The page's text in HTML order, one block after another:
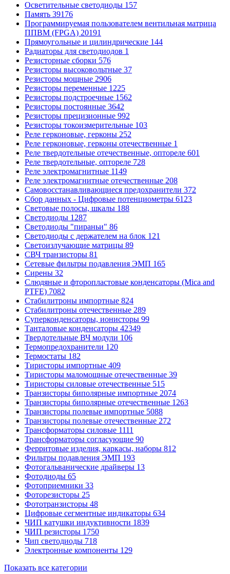
Осветительные светодиоды 157
Память 39176
Программируемая пользователем вентильная матрица
ППВМ (FPGA) 20191
Прямоугольные и цилиндрические 144
Радиаторы для светодиодов 1
Резисторные сборки 576
Резисторы высоковольтные 37
Резисторы мощные 2906
Резисторы переменные 1225
Резисторы подстроечные 1562
Резисторы постоянные 3642
Резисторы прецизионные 992
Резисторы токоизмерительные 103
Реле герконовые, герконы 252
Реле герконовые, герконы отечественные 1
Реле твердотельные отечественные, оптореле 601
Реле твердотельные, оптореле 728
Реле электромагнитные 1149
Реле электромагнитные отечественные 208
Самовосстанавливающиеся предохранители 372
Сбор данных - Цифровые потенциометры 6123
Световые полосы, шкалы 188
Светодиоды 1287
Светодиоды "пираньи" 86
Светодиоды с держателем на блок 121
Светоизлучающие матрицы 89
СВЧ транзисторы 81
Сетевые фильтры подавления ЭМП 165
Сирены 32
Слюдяные и фторопластовые конденсаторы (Mica and
PTFE) 7082
Стабилитроны импортные 824
Стабилитроны отечественные 289
Суперконденсаторы, ионисторы 99
Танталовые конденсаторы 42349
Твердотельные ВЧ модули 106
Термопредохранители 120
Термостаты 182
Тиристоры импортные 409
Тиристоры маломощные отечественные 39
Тиристоры силовые отечественные 515
Транзисторы биполярные импортные 2074
Транзисторы биполярные отечественные 1263
Транзисторы полевые импортные 5088
Транзисторы полевые отечественные 272
Трансформаторы силовые 1111
Трансформаторы согласующие 90
Ферритовые изделия, каркасы, наборы 812
Фильтры подавления ЭМП 193
Фотогальванические драйверы 13
Фотодиоды 65
Фотоприемники 33
Фоторезисторы 25
Фототранзисторы 48
Цифровые сегментные индикаторы 634
ЧИП катушки индуктивности 1839
ЧИП резисторы 1750
Чип светодиоды 718
Электронные компоненты 129
Показать все категории